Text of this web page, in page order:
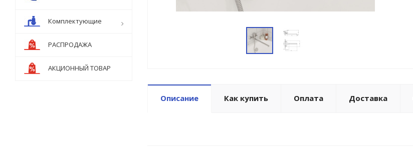
Описание Как купить Оплата Доставка
Комплектующие
РАСПРОДАЖА
АКЦИОННЫЙ ТОВАР